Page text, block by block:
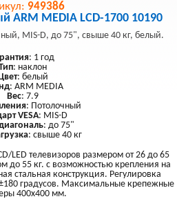
949386
ARM MEDIA LCD-1700 10190
MIS-D, до 75", свыше 40 кг, белый.
: 1 год
: наклон
: белый
: ARM MEDIA
Вес: 7.9
: Потолочный
VESA: MIS-D
: до 75"
: свыше 40 кг
LED телевизоров размером от 26 до 65
55 кг. с возможностью крепления на
стальная конструкция. Регулировка
градусов. Максимальные крепежные
400х400 мм.